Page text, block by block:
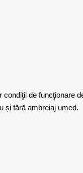
de funcţionare
și fără ambreiaj umed.